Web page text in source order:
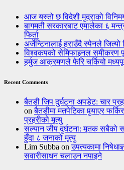
आज यस्तो छ विदेशी मुद्राको
बागमती सरकारबाट एमालेका ६
फिर्ता
अर्जेन्टिनालाई हराउँदै स्पेनले जित्यो
विश्वकपको सेमिफाइनल समीकरण
हर्मुज आक्रमणले फेरि चर्कियो
Recent Comments
बैतडी जिप दुर्घटना अपडेट: चार
onबैतडीमा मतपेटिका पुर्‍याएर
प्रहरीको मृत्यु
सल्यान जीप दुर्घटना: मृतक सबैको
हुँदा ८ जनाको मृत्यु
Lim Subba onउपत्यकामा
सवारीसाधन चलाउन नपाइने